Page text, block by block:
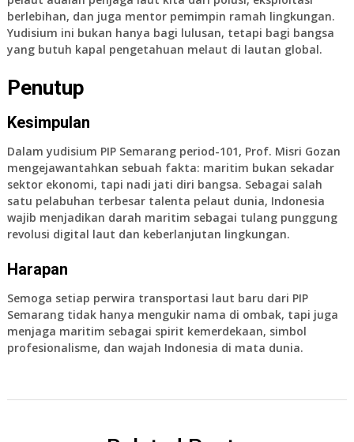
berlebihan, dan juga mentor pemimpin ramah lingkungan.
Yudisium ini bukan hanya bagi lulusan, tetapi bagi bangsa
yang butuh kapal pengetahuan melaut di lautan global.
Penutup
Kesimpulan
Dalam yudisium PIP Semarang period-101, Prof. Misri Gozan
mengejawantahkan sebuah fakta: maritim bukan sekadar
sektor ekonomi, tapi nadi jati diri bangsa. Sebagai salah
satu pelabuhan terbesar talenta pelaut dunia, Indonesia
wajib menjadikan darah maritim sebagai tulang punggung
revolusi digital laut dan keberlanjutan lingkungan.
Harapan
Semoga setiap perwira transportasi laut baru dari PIP
Semarang tidak hanya mengukir nama di ombak, tapi juga
menjaga maritim sebagai spirit kemerdekaan, simbol
profesionalisme, dan wajah Indonesia di mata dunia.